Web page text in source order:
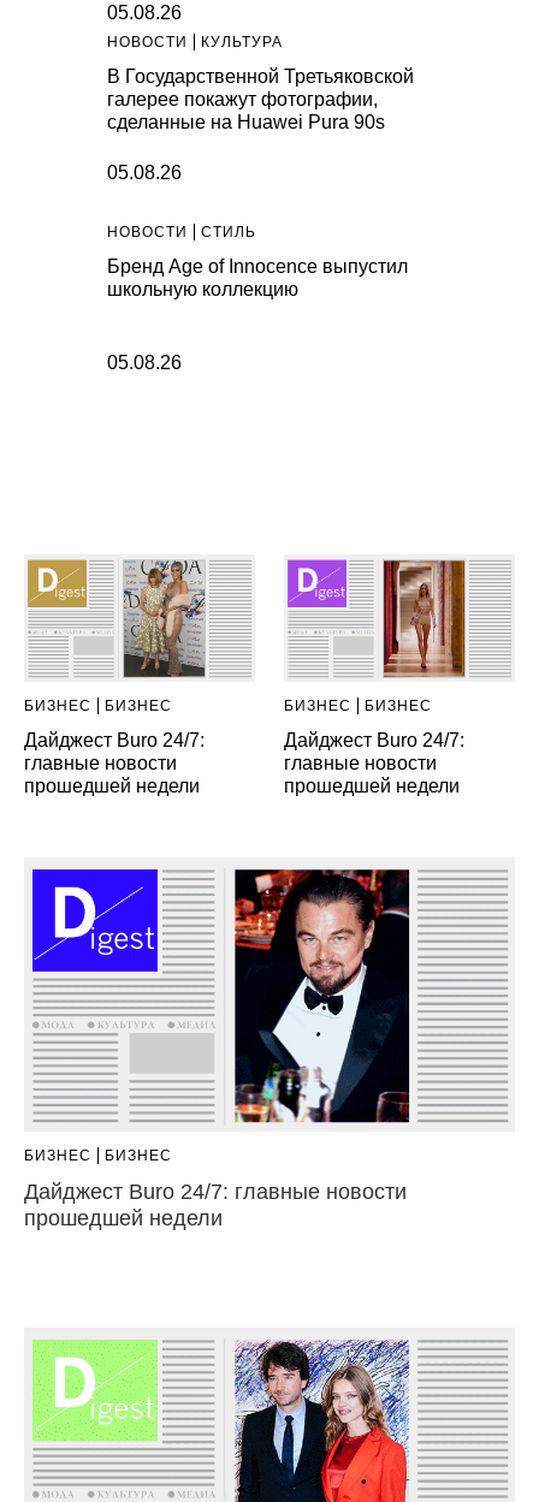
05.08.26
НОВОСТИ КУЛЬТУРА
В Государственной Третьяковской
галерее покажут фотографии,
сделанные на Huawei Pura 90s
05.08.26
НОВОСТИ СТИЛЬ
Бренд Age of Innocence выпустил
школьную коллекцию
05.08.26
БИЗНЕС БИЗНЕС
Дайджест Buro 24/7:
главные новости
прошедшей недели
БИЗНЕС БИЗНЕС
Дайджест Buro 24/7:
главные новости
прошедшей недели
БИЗНЕС БИЗНЕС
Дайджест Buro 24/7: главные новости
прошедшей недели